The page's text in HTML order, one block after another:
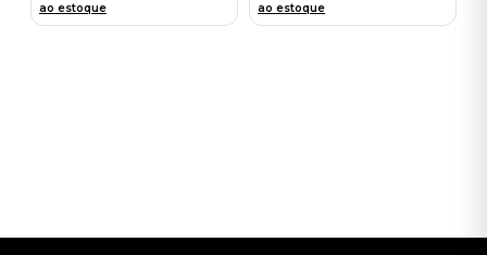
ao estoque
ao estoque